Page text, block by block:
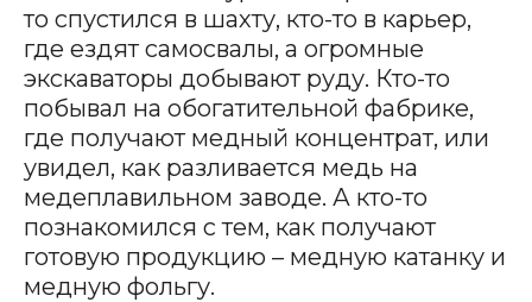
то спустился в шахту, кто-то в карьер,
где ездят самосвалы, а огромные
экскаваторы добывают руду. Кто-то
побывал на обогатительной фабрике,
где получают медный концентрат, или
увидел, как разливается медь на
медеплавильном заводе. А кто-то
познакомился с тем, как получают
готовую продукцию – медную катанку и
медную фольгу.